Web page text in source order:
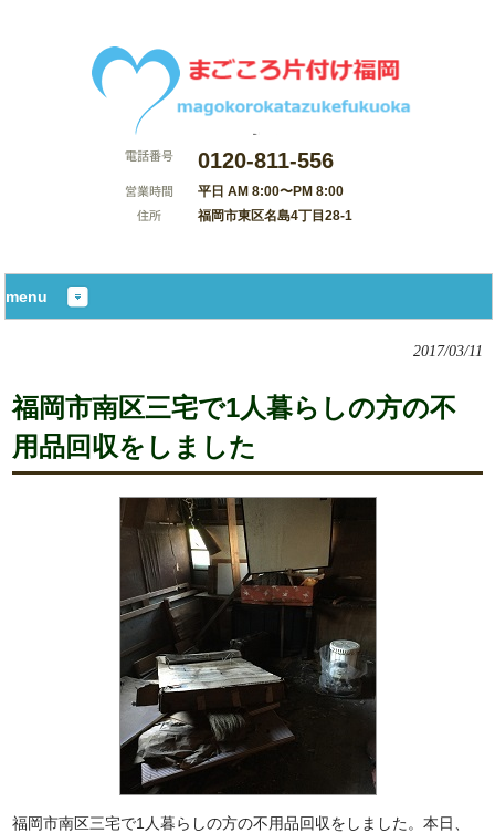
0120-811-556
平日 AM 8:00〜PM 8:00
福岡市東区名島4丁目28-1
menu
2017/03/11
福岡市南区三宅で1人暮らしの方の不
用品回収をしました
福岡市南区三宅で1人暮らしの方の不用品回収をしました。本日、